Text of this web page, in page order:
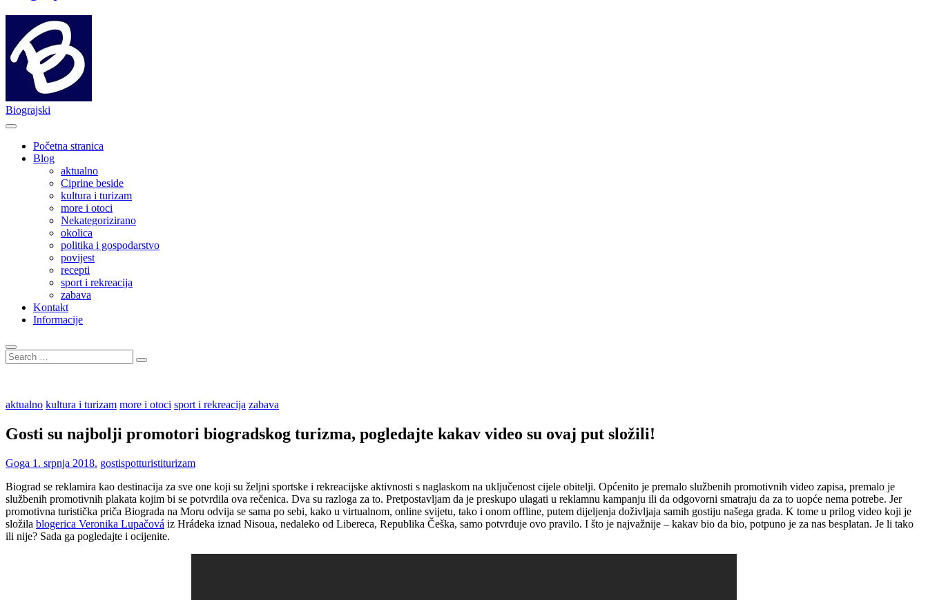
Biograjski
Početna stranica
Blog
aktualno
Ciprine beside
kultura i turizam
more i otoci
Nekategorizirano
okolica
politika i gospodarstvo
povijest
recepti
sport i rekreacija
zabava
Kontakt
Informacije
Search
…
aktualno kultura i turizam more i otoci sport i rekreacija zabava
Gosti su najbolji promotori biogradskog turizma, pogledajte kakav video su ovaj put složili!
Goga 1. srpnja 2018. gostispotturistiturizam
Biograd se reklamira kao destinacija za sve one koji su željni sportske i rekreacijske aktivnosti s naglaskom na uključenost cijele obitelji. Općenito je premalo službenih promotivnih video zapisa, premalo je
službenih promotivnih plakata kojim bi se potvrdila ova rečenica. Dva su razloga za to. Pretpostavljam da je preskupo ulagati u reklamnu kampanju ili da odgovorni smatraju da za to uopće nema potrebe. Jer
promotivna turistička priča Biograda na Moru odvija se sama po sebi, kako u virtualnom, online svijetu, tako i onom offline, putem dijeljenja doživljaja samih gostiju našega grada. K tome u prilog video koji je
složila blogerica Veronika Lupačová iz Hrádeka iznad Nisoua, nedaleko od Libereca, Republika Češka, samo potvrđuje ovo pravilo. I što je najvažnije – kakav bio da bio, potpuno je za nas besplatan. Je li tako
ili nije? Sada ga pogledajte i ocijenite.